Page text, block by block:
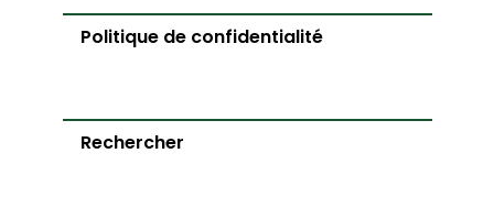
Politique de confidentialité
Rechercher